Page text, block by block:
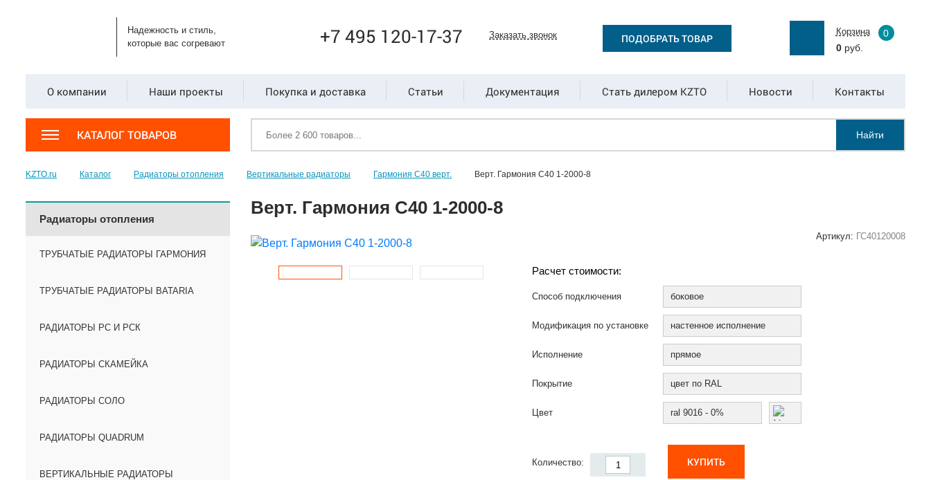
Надежность и стиль,
которые вас согревают
+7 495 120-17-37 Заказать звонок ПОДОБРАТЬ ТОВАР
Корзина
0
0руб.
О компании Наши проекты Покупка и доставка Статьи Документация Стать дилером KZTO Новости Контакты
КАТАЛОГ ТОВАРОВ Найти
KZTO.ru Каталог Радиаторы отопления Вертикальные радиаторы Гармония С40 верт. Верт. Гармония С40 1-2000-8
Радиаторы отопления
ТРУБЧАТЫЕ РАДИАТОРЫ ГАРМОНИЯ
ТРУБЧАТЫЕ РАДИАТОРЫ BATARIA
РАДИАТОРЫ РС И РСК
РАДИАТОРЫ СКАМЕЙКА
РАДИАТОРЫ СОЛО
РАДИАТОРЫ QUADRUM
ВЕРТИКАЛЬНЫЕ РАДИАТОРЫ
Верт. Гармония С40 1-2000-8
Артикул: ГС40120008
Расчет стоимости:
Способ подключения боковое
Модификация по установке настенное исполнение
Исполнение прямое
Покрытие цвет по RAL
Цвет ral 9016 - 0%
Количество: КУПИТЬ